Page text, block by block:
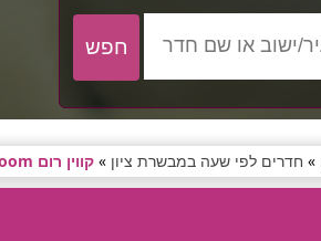
» חדרים לפי שעה במבשרת ציון » קווין רום queen room